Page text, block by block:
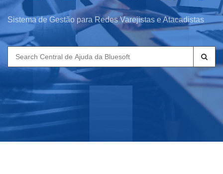
Sistema de Gestão para Redes Varejistas e Atacadistas
Search
for: